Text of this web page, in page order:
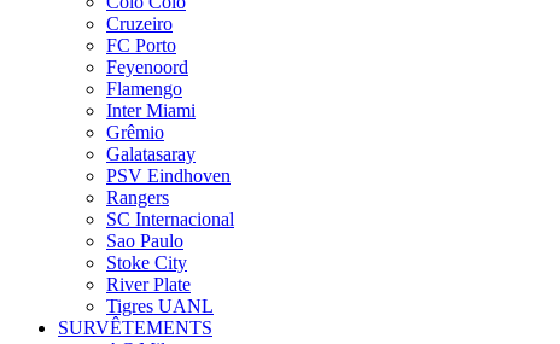
Cruzeiro
FC Porto
Feyenoord
Flamengo
Inter Miami
Grêmio
Galatasaray
PSV Eindhoven
Rangers
SC Internacional
Sao Paulo
Stoke City
River Plate
Tigres UANL
SURVÊTEMENTS